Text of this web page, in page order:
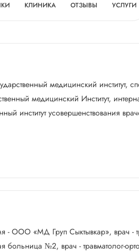
КЛИНИКА ОТЗЫВЫ УСЛУГИ
медицинский институт,
медицинский Институт,
институт усовершенствования
- ООО «МД Груп Сыктывкар», врач
больница №2, врач - травматолог-